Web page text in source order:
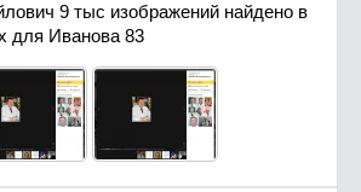
9 тыс изображений найдено в
для Иванова 83